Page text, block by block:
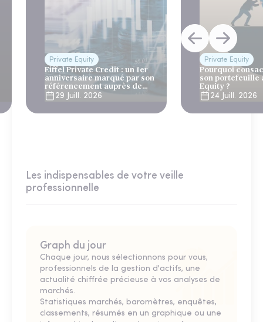
Private Equity
Eiffel Private Credit : un 1er
anniversaire marqué par son
référencement auprès de
Generali et AG2R la Mondiale
29 Juill. 2026
Private Equity
Pourquoi
son portefeuille
Equity ?
24 Juill. 2026
Les indispensables de votre veille
professionnelle
Graph du jour
Chaque jour, nous sélectionnons pour vous,
professionnels de la gestion d'actifs, une
actualité chiffrée précieuse à vos analyses de
marchés.
Statistiques marchés, baromètres, enquêtes,
classements, résumés en un graphique ou une